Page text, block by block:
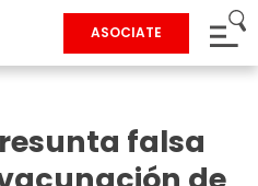
ASOCIATE
falsa